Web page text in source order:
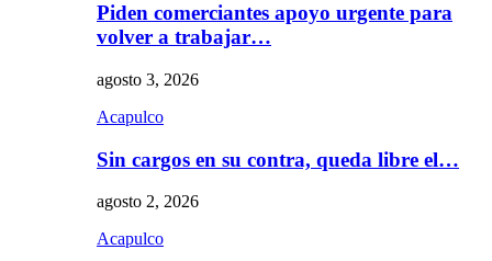
Piden comerciantes apoyo urgente para
volver a trabajar…
agosto 3, 2026
Acapulco
Sin cargos en su contra, queda libre el…
agosto 2, 2026
Acapulco